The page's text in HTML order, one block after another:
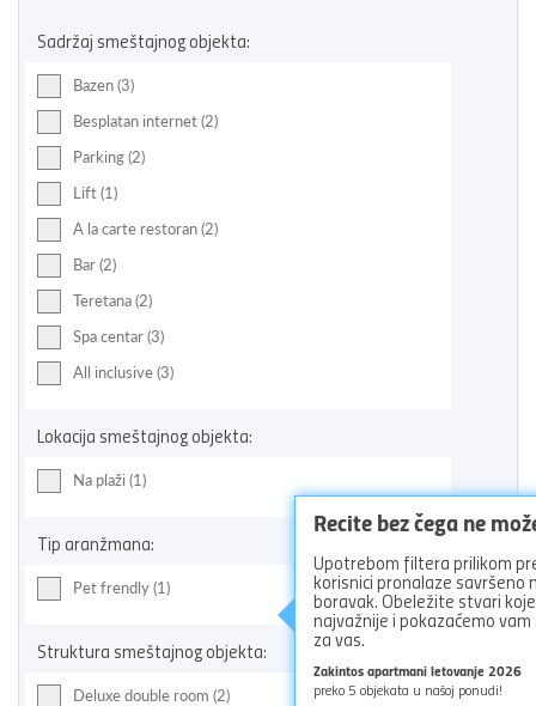
Recite bez čega ne
Upotrebom filtera prilikom
korisnici pronalaze savršeno
boravak. Obeležite stvari
najvažnije i pokazaćemo
za vas.
Zakintos apartmani letovanje 2026
preko 5 objekata u našoj ponudi!
Sadržaj smeštajnog objekta:
Bazen (3)
Besplatan internet (2)
Parking (2)
Lift (1)
A la carte restoran (2)
Bar (2)
Teretana (2)
Spa centar (3)
All inclusive (3)
Lokacija smeštajnog objekta:
Na plaži (1)
Tip aranžmana:
Pet frendly (1)
Struktura smeštajnog objekta:
Deluxe double room (2)